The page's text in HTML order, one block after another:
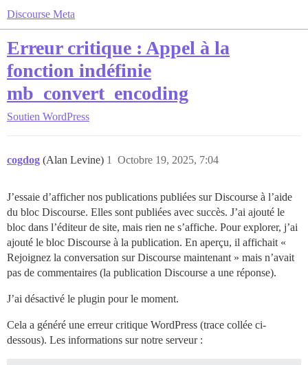
Discourse Meta
Erreur critique : Appel à la
fonction indéfinie
mb_convert_encoding
Soutien WordPress
cogdog (Alan Levine) Octobre 19, 2025, 7:04
1
J’essaie d’afficher nos publications publiées sur Discourse à l’aide
du bloc Discourse. Elles sont publiées avec succès. J’ai ajouté le
bloc dans l’éditeur de site, mais rien ne s’affiche. Pour explorer, j’ai
ajouté le bloc Discourse à la publication. En aperçu, il affichait «
Rejoignez la conversation sur Discourse maintenant » mais n’avait
pas de commentaires (la publication Discourse a une réponse).
J’ai désactivé le plugin pour le moment.
Cela a généré une erreur critique WordPress (trace collée ci-
dessous). Les informations sur notre serveur :